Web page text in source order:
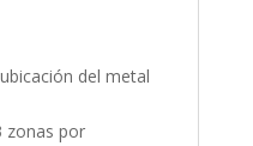
del metal
zonas por